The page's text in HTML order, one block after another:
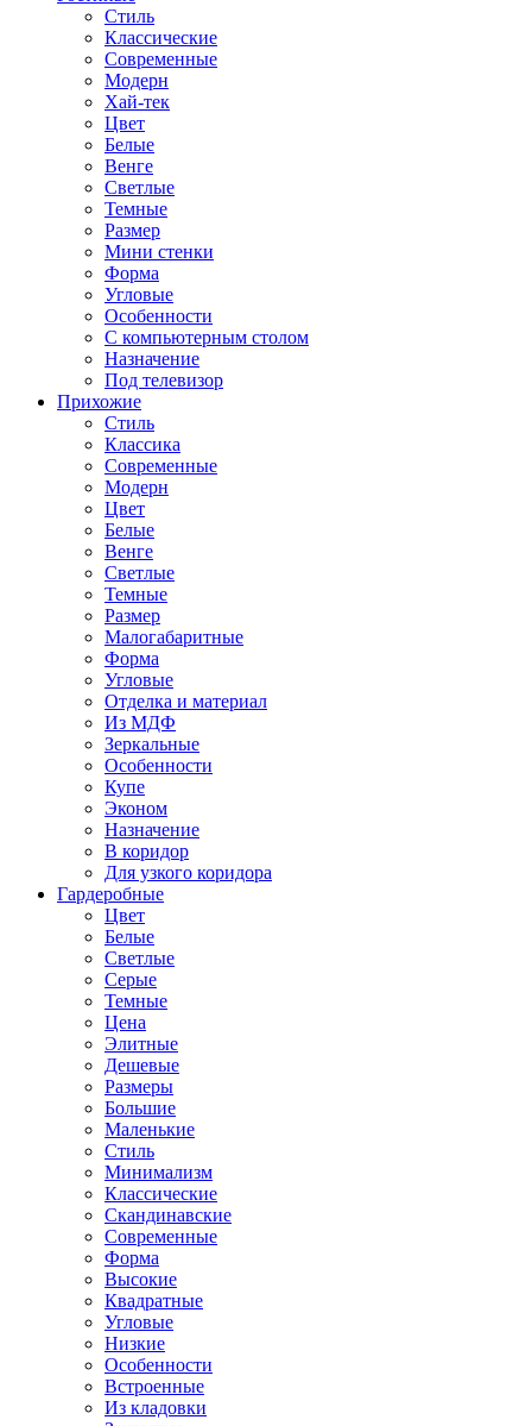
Стиль
Классические
Современные
Модерн
Хай-тек
Цвет
Белые
Венге
Светлые
Темные
Размер
Мини стенки
Форма
Угловые
Особенности
С компьютерным столом
Назначение
Под телевизор
Прихожие
Стиль
Классика
Современные
Модерн
Цвет
Белые
Венге
Светлые
Темные
Размер
Малогабаритные
Форма
Угловые
Отделка и материал
Из МДФ
Зеркальные
Особенности
Купе
Эконом
Назначение
В коридор
Для узкого коридора
Гардеробные
Цвет
Белые
Светлые
Серые
Темные
Цена
Элитные
Дешевые
Размеры
Большие
Маленькие
Стиль
Минимализм
Классические
Скандинавские
Современные
Форма
Высокие
Квадратные
Угловые
Низкие
Особенности
Встроенные
Из кладовки